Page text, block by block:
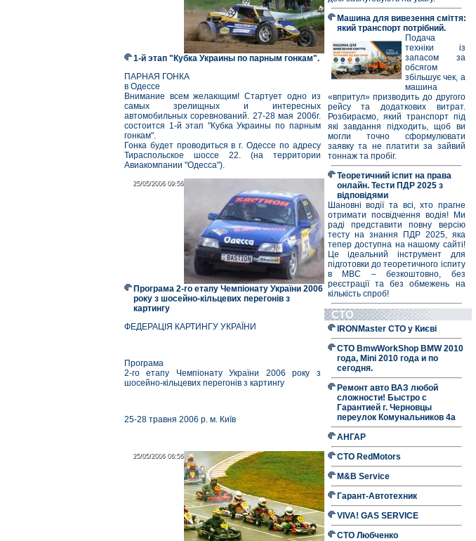
1-й этап "Кубка Украины по парным гонкам".
ПАРНАЯ ГОНКА
в Одессе
Внимание всем желающим! Стартует одно из
самых зрелищных и интересных
автомобильных соревнований. 27-28 мая 2006г.
состоится 1-й этап "Кубка Украины по парным
гонкам".
Гонка будет проводиться в г. Одессе по адресу
Тираспольское шоссе 22. (на территории
Авиакомпании "Одесса").
25/05/2006 09:56
25/05/2006 09:56
Програма 2-го етапу Чемпіонату України 2006
року з шосейно-кільцевих перегонів з
картингу
ФЕДЕРАЦІЯ КАРТИНГУ УКРАЇНИ
Програма
2-го етапу Чемпіонату України 2006 року з
шосейно-кільцевих перегонів з картингу
25-28 травня 2006 р. м. Київ
25/05/2006 06:56
25/05/2006 06:56
Машина для вивезення сміття:
який транспорт потрібний.
Подача
техніки із
запасом за
обсягом
збільшує чек, а
машина
«впритул» призводить до другого
рейсу та додаткових витрат.
Розбираємо, який транспорт під
які завдання підходить, щоб ви
могли точно сформулювати
заявку та не платити за зайвий
тоннаж та пробіг.
Теоретичний іспит на права
онлайн. Тести ПДР 2025 з
відповідями
Шановні водії та всі, хто прагне
отримати посвідчення водія! Ми
раді представити повну версію
тесту на знання ПДР 2025, яка
тепер доступна на нашому сайті!
Це ідеальний інструмент для
підготовки до теоретичного іспиту
в МВС – безкоштовно, без
реєстрації та без обмежень на
кількість спроб!
СТО
IRONMaster СТО у Києві
СТО BmwWorkShop BMW 2010
года, Mini 2010 года и по
сегодня.
Ремонт авто ВАЗ любой
сложности! Быстро с
Гарантией г. Черновцы
переулок Комунальников 4а
АНГАР
СТО RedMotors
M&B Service
Гарант-Автотехник
VIVA! GAS SERVICE
СТО Любченко